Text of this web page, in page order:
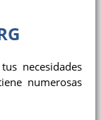
necesidades
numerosas